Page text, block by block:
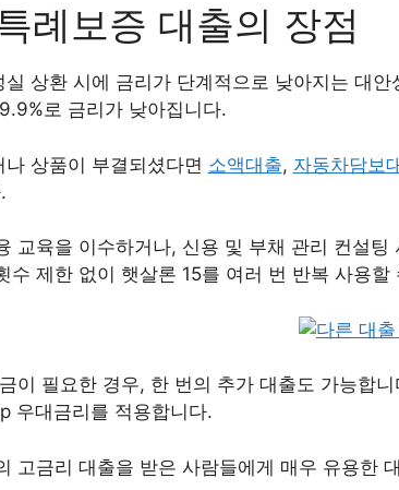
례보증 대출의 장점
상환 시에 금리가 단계적으로 낮아지는 대
로 금리가 낮아집니다.
상품이 부결되셨다면 소액대출, 자동차담보
교육을 이수하거나, 신용 및 부채 관리 컨설
수 제한 없이 햇살론 15를 여러 번 반복 사용할
이 필요한 경우, 한 번의 추가 대출도 가능합
우대금리를 적용합니다.
고금리 대출을 받은 사람들에게 매우 유용한